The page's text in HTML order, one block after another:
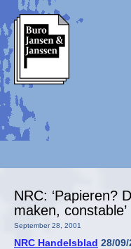
NRC: ‘Papieren?
maken, constable’
September 28, 2001
NRC Handelsblad 28/09/